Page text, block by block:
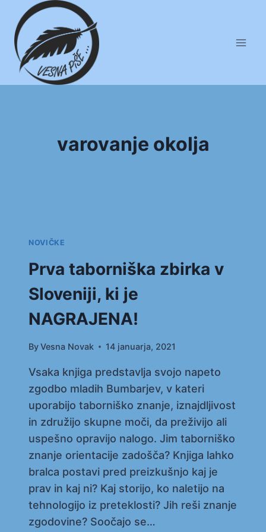
content
varovanje okolja
NOVIČKE
Prva taborniška zbirka v
Sloveniji, ki je
NAGRAJENA!
ByVesna Novak 14 januarja, 2021
Vsaka knjiga predstavlja svojo napeto
zgodbo mladih Bumbarjev, v kateri
uporabijo taborniško znanje, iznajdljivost
in združijo skupne moči, da preživijo ali
uspešno opravijo nalogo. Jim taborniško
znanje orientacije zadošča? Knjiga lahko
bralca postavi pred preizkušnjo kaj je
prav in kaj ni? Kaj storijo, ko naletijo na
tehnologijo iz preteklosti? Jih reši znanje
zgodovine? Soočajo se…